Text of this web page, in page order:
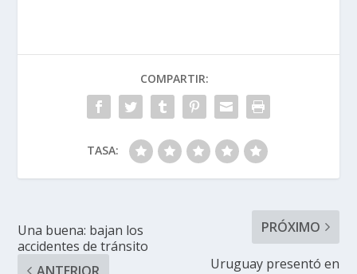
COMPARTIR:
TASA:
Una buena: bajan los
accidentes de tránsito
ANTERIOR
PRÓXIMO
Uruguay presentó en